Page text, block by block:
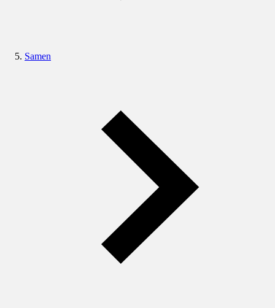
Samen